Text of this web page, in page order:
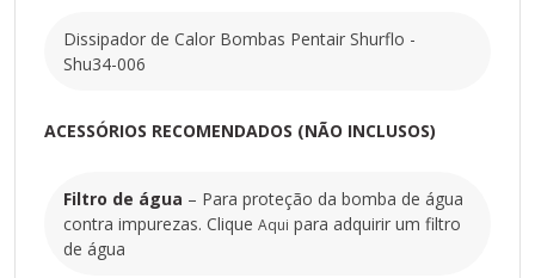
Bomba SHURflo Solar 8000-443-136 Para água pura
- Vazão de 4,6 L/min (35mca) a 6,6 L/min (0mca).
Shu34-006
Filtro de água
– Para proteção da bomba de água contra
impurezas. Clique
Dissipador de Calor Bombas Pentair Shurflo -
Shu34-006
ACESSÓRIOS RECOMENDADOS (NÃO INCLUSOS)
Filtro de água – Para proteção da bomba de água
contra impurezas. Clique Aqui para adquirir um filtro
de água